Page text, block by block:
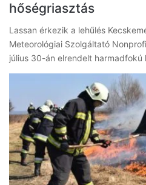
hőségriasztás
Lassan érkezik a lehűlés
Meteorológiai Szolgáltató
július 30-án elrendelt